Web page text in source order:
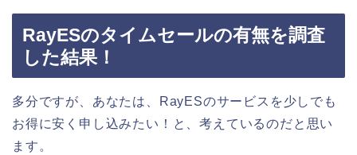
RayESのタイムセールの有無を調査
した結果！
多分ですが、あなたは、RayESのサービスを少しでも
お得に安く申し込みたい！と、考えているのだと思い
ます。